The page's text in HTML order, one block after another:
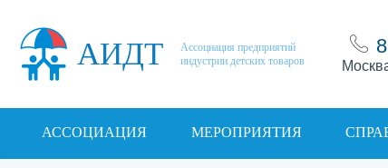
АИДТ
Ассоциация предприятий
индустрии детских товаров
АССОЦИАЦИЯ МЕРОПРИЯТИЯ